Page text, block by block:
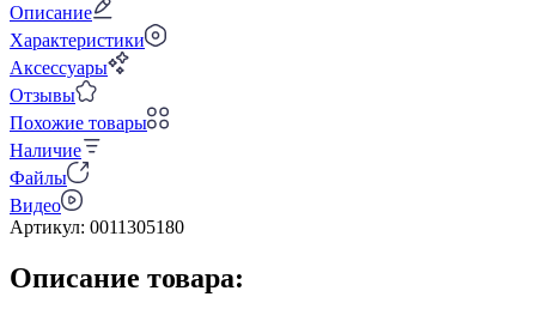
Описание
Характеристики
Аксессуары
Отзывы
Похожие товары
Наличие
Файлы
Видео
Артикул: 0011305180
Описание товара: